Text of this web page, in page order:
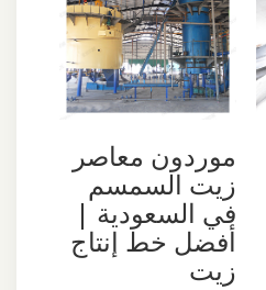
موردون معاصر
زيت السمسم
في السعودية |
أفضل خط إنتاج
زيت